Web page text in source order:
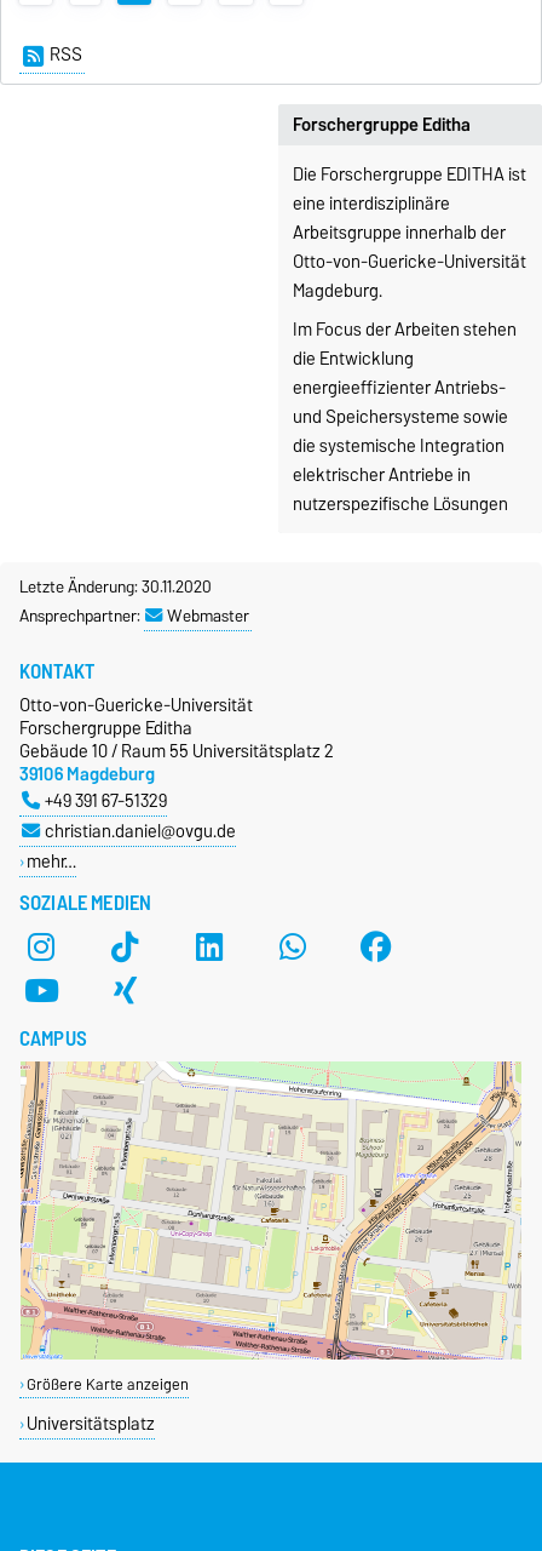
RSS
Forschergruppe Editha
Die Forschergruppe EDITHA ist
eine interdisziplinäre
Arbeitsgruppe innerhalb der
Otto-von-Guericke-Universität
Magdeburg.
Im Focus der Arbeiten stehen
die Entwicklung
energieeffizienter Antriebs-
und Speichersysteme sowie
die systemische Integration
elektrischer Antriebe in
nutzerspezifische Lösungen
Letzte Änderung: 30.11.2020
Ansprechpartner:
Webmaster
SOZIALE MEDIEN
KONTAKT
Otto-von-Guericke-Universität
Forschergruppe Editha
Gebäude 10 / Raum 55 Universitätsplatz 2
39106 Magdeburg
+49 391 67-51329
christian.daniel@ovgu.de
mehr…
CAMPUS
Größere Karte anzeigen
Universitätsplatz